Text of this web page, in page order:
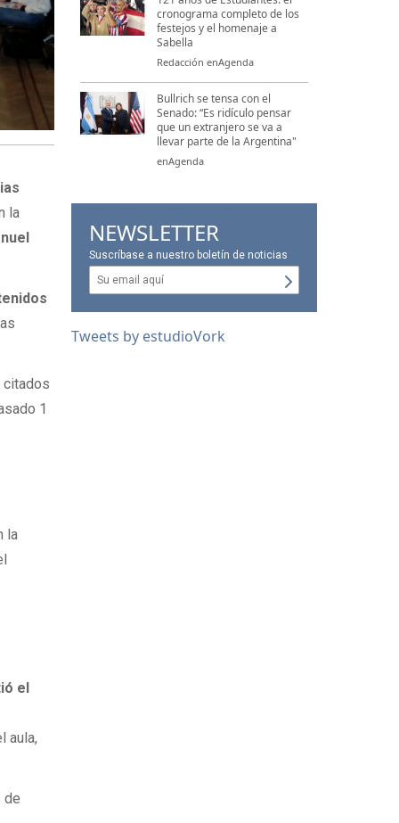
la
citados
1
la
el
aula,
de
cronograma completo de los
festejos y el homenaje a
Sabella
Redacción enAgenda
Bullrich se tensa con el
Senado: “Es ridículo pensar
que un extranjero se va a
llevar parte de la Argentina"
enAgenda
NEWSLETTER
Suscríbase a nuestro boletín de noticias
Tweets by estudioVork